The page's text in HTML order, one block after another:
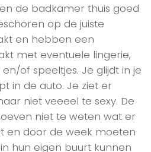
de badkamer thuis goed
op de juiste
en hebben een
met eventuele lingerie,
of speeltjes. Je glijdt in je
in de auto. Je ziet er
niet veeeel te sexy. De
niet te weten wat er
en door de week moeten
hun eigen buurt kunnen